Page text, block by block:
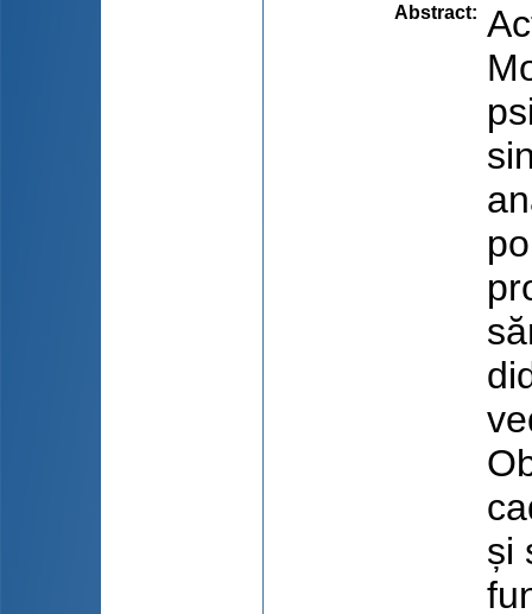
Abstract:
și